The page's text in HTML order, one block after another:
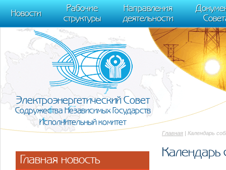
m[i].l=1*new Date(); for (var j = 0; j < document.scripts.length; j++) {if
[0],k.async=1,k.src=r,a.parentNode.insertBefore(k,a)}) (window,
trackLinks:true, accurateTrackBounce:true });
Новости
Рабочие
структуры
Направления
деятельности
Электроэнергетический Совет
Содружества Независимых Государств
Исполнительный комитет
Главная | Календарь
Календарь
Главная новость